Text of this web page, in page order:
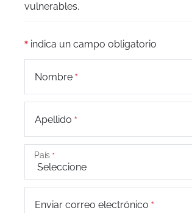
vulnerables.
indica un campo obligatorio
Nombre
Apellido
País
Enviar correo electrónico